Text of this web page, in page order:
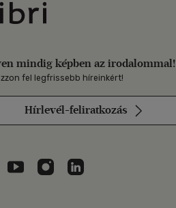
Libri
mindig képben az irodalommal!
fel legfrissebb híreinkért!
Hírlevél-feliratkozás
Libri a Facebookon
Libri a Youtube-on
Libri az Instagramon
Libri a LinkedInen